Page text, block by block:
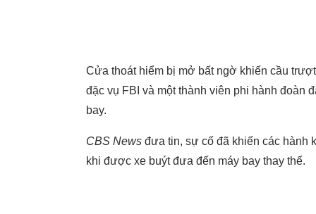
Cửa thoát hiểm bị mở bất ngờ khiến cầu
đặc vụ FBI và một thành viên phi hành đoàn
bay.
CBS News đưa tin, sự cố đã khiến các hành
khi được xe buýt đưa đến máy bay thay thế.